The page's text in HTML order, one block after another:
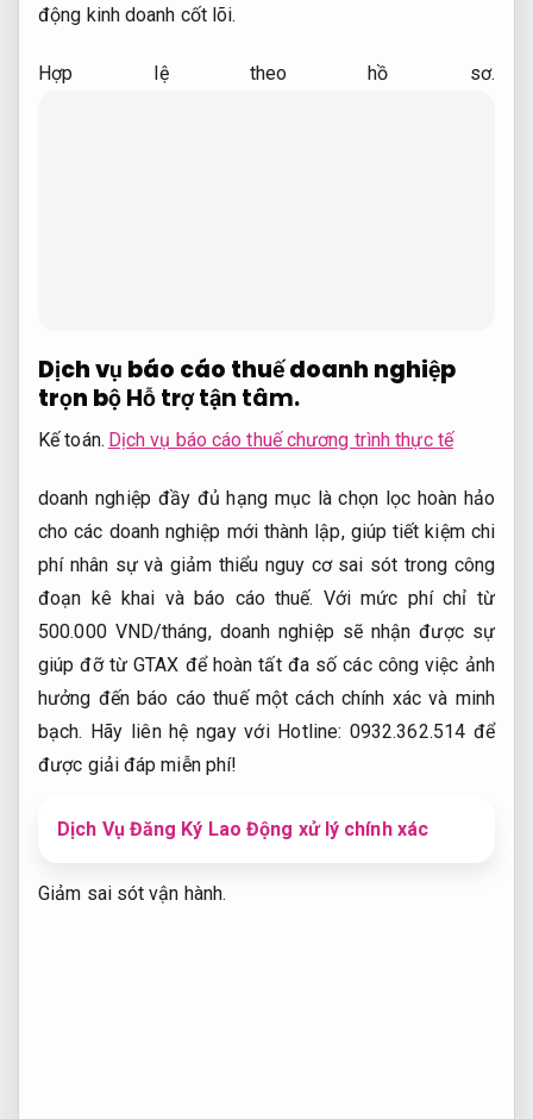
động kinh doanh cốt lõi.
Hợp lệ theo hồ sơ.
Dịch vụ báo cáo thuế doanh nghiệp
trọn bộHỗ trợ tận tâm.
Kế toán. Dịch vụ báo cáo thuế chương trình thực tế
doanh nghiệp đầy đủ hạng mục là chọn lọc hoàn hảo
cho các doanh nghiệp mới thành lập, giúp tiết kiệm chi
phí nhân sự và giảm thiểu nguy cơ sai sót trong công
đoạn kê khai và báo cáo thuế. Với mức phí chỉ từ
500.000 VND/tháng, doanh nghiệp sẽ nhận được sự
giúp đỡ từ GTAX để hoàn tất đa số các công việc ảnh
hưởng đến báo cáo thuế một cách chính xác và minh
bạch. Hãy liên hệ ngay với Hotline: 0932.362.514 để
được giải đáp miễn phí!
Dịch Vụ Đăng Ký Lao Động xử lý chính xác
Giảm sai sót vận hành.